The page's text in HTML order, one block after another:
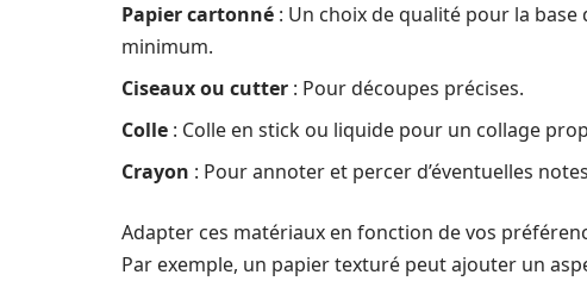
Papier cartonné : Un choix de qualité pour la
minimum.
Ciseaux ou cutter : Pour découpes précises.
Colle : Colle en stick ou liquide pour un collage
Crayon : Pour annoter et percer d’éventuelles
Adapter ces matériaux en fonction de vos
Par exemple, un papier texturé peut ajouter un